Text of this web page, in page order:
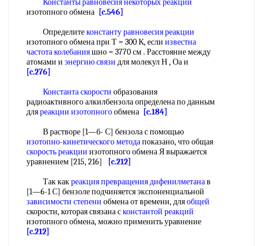
Константы равновесия некоторых реакций
изотопного обмена [c.546]
Определитеконстанту равновесия реакции
изотопного обмена при Т = 300 К, если известна
частота колебанияшно = 3770 см . Расстояние между
атомами и энергию связи для молекул Н , Оа и
[c.276]
Константа скорости образования
радиоактивного алкилбензола определена по данным
дляреакции изотопногообмена [c.184]
В растворе [1—б- С] бензола с помощью
изотопно-кинетического методапоказано, что общая
скорость реакции изотопного обмена Я выражается
уравнением [215, 216]
[c.212]
Так какреакция превращениядифенилметанав
[1—6-1 С] бензоле подчиняется экспоненциальной
зависимости степени обмена от времени, дляобщей
скорости, которая связана сконстантой реакций
изотопного обмена, можно применить уравнение
[c.212]